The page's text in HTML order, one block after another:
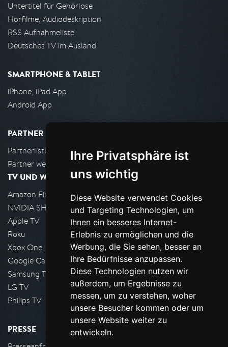
Ihre Privatsphäre ist
uns wichtig
Diese Website verwendet Cookies
und Targeting Technologien, um
Ihnen ein besseres Internet-
Erlebnis zu ermöglichen und die
Werbung, die Sie sehen, besser an
Ihre Bedürfnisse anzupassen.
Diese Technologien nutzen wir
außerdem, um Ergebnisse zu
messen, um zu verstehen, woher
unsere Besucher kommen oder um
unsere Website weiter zu
entwickeln.
Untertitel für Gehörlose
Hörfilme, Audiodeskription
RSS Aufnahmeliste
Deutsches TV im Ausland
SMARTPHONE & TABLET
iPhone, iPad App
Android App
PARTNER
Partnerliste
Partner werden
TV UND WOHNZIMMER
Amazon FireTV
NVIDIA SHIELD, Google TV
Apple TV
Roku
Xbox One
Google Cast
Samsung TV
LG TV
Philips TV
PRESSE